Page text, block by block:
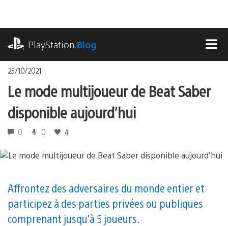
contenu
PlayStation.Blog
25/10/2021
Le mode multijoueur de Beat Saber
disponible aujourd’hui
0 0 4
Affrontez des adversaires du monde entier et
participez à des parties privées ou publiques
comprenant jusqu'à 5 joueurs.